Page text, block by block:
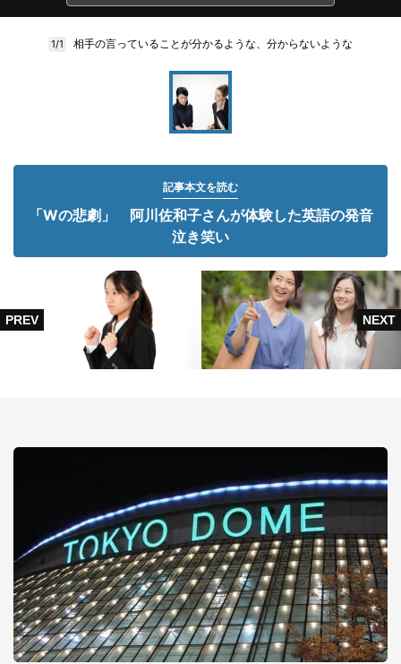
1/1 相手の言っていることが分かるような、分からないような
記事本文を読む
「Wの悲劇」 阿川佐和子さんが体験した英語の発音
泣き笑い